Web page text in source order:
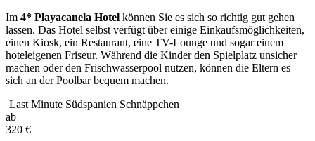
Im 4* Playacanela Hotel können Sie es sich so richtig gut gehen
lassen. Das Hotel selbst verfügt über einige Einkaufsmöglichkeiten,
einen Kiosk, ein Restaurant, eine TV-Lounge und sogar einem
hoteleigenen Friseur. Während die Kinder den Spielplatz unsicher
machen oder den Frischwasserpool nutzen, können die Eltern es
sich an der Poolbar bequem machen.
Last Minute Südspanien Schnäppchen
ab
320 €